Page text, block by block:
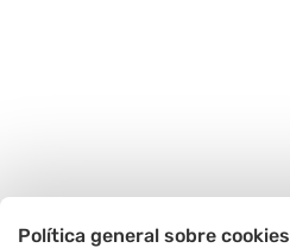
Política general sobre cookies